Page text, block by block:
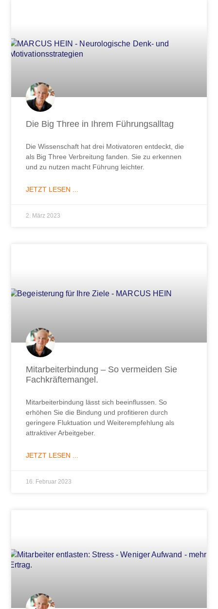
Die Big Three in Ihrem Führungsalltag
Die Wissenschaft hat drei Motivatoren entdeckt, die
als Big Three Verbreitung fanden. Sie zu erkennen
und zu nutzen macht Führung leichter.
JETZT LESEN ...
2. März 2023
Mitarbeiterbindung – So vermeiden Sie
Fachkräftemangel.
Mitarbeiterbindung lässt sich beeinflussen. So
erhöhen Sie die Bindung und profitieren durch
geringere Fluktuation und Weiterempfehlung als
attraktiver Arbeitgeber.
JETZT LESEN ...
16. Februar 2023